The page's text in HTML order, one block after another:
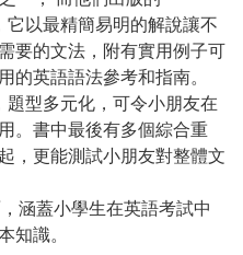
它以最精簡易明的解說讓不
要的文法，附有實用例子可
的英語語法參考和指南。
題型多元化，可令小朋友在
。書中最後有多個綜合重
，更能測試小朋友對整體文
涵蓋小學生在英語考試中
知識。